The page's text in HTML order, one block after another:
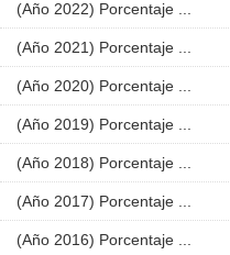
(Año 2022) Porcentaje ...
(Año 2021) Porcentaje ...
(Año 2020) Porcentaje ...
(Año 2019) Porcentaje ...
(Año 2018) Porcentaje ...
(Año 2017) Porcentaje ...
(Año 2016) Porcentaje ...